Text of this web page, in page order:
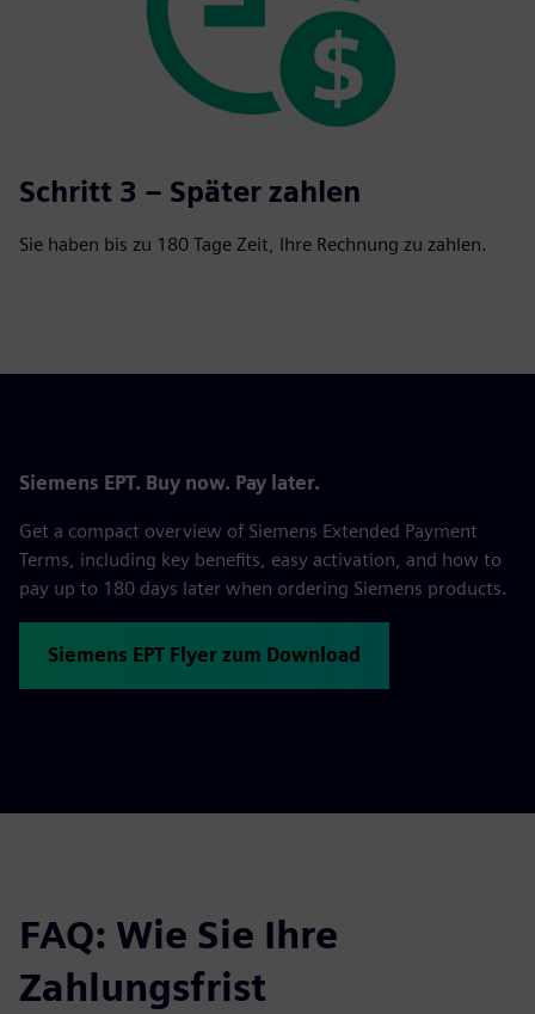
Schritt 3 – Später zahlen
Sie haben bis zu 180 Tage Zeit, Ihre Rechnung zu zahlen.
Siemens EPT. Buy now. Pay later.
Get a compact overview of Siemens Extended Payment
Terms, including key benefits, easy activation, and how to
pay up to 180 days later when ordering Siemens products.
Siemens EPT Flyer zum Download
FAQ: Wie Sie Ihre
Zahlungsfrist